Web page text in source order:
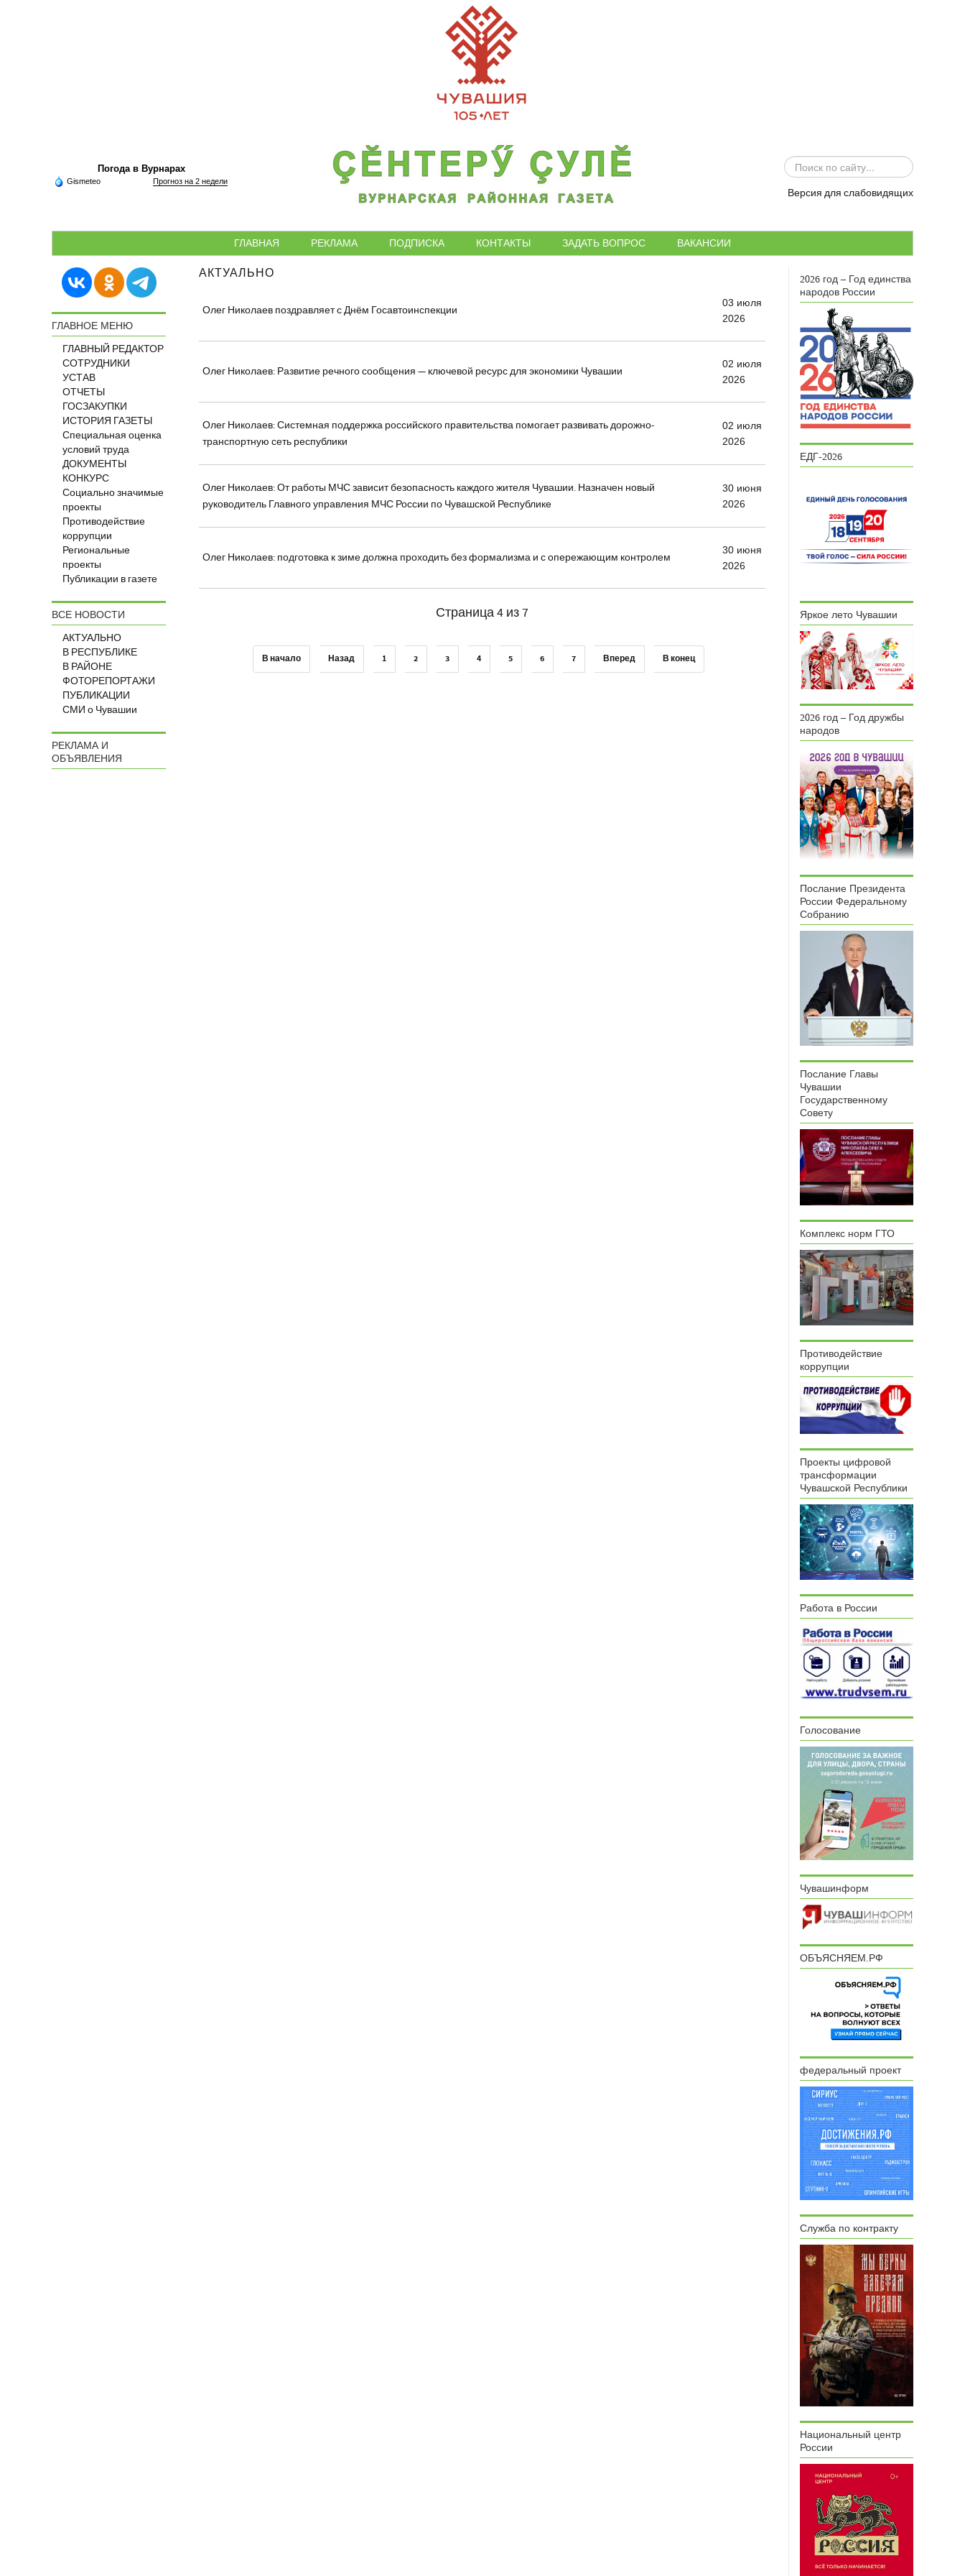
Погода в Вурнарах
Gismeteo Прогноз на 2 недели
ИСКАТЬ...
Версия для слабовидящих
ГЛАВНАЯ РЕКЛАМА ПОДПИСКА КОНТАКТЫ ЗАДАТЬ ВОПРОС ВАКАНСИИ
ГЛАВНОЕ МЕНЮ
ГЛАВНЫЙ РЕДАКТОР
СОТРУДНИКИ
УСТАВ
ОТЧЕТЫ
ГОСЗАКУПКИ
ИСТОРИЯ ГАЗЕТЫ
Специальная оценка
условий труда
ДОКУМЕНТЫ
КОНКУРС
Социально значимые
проекты
Противодействие
коррупции
Региональные
проекты
Публикации в газете
ВСЕ НОВОСТИ
АКТУАЛЬНО
В РЕСПУБЛИКЕ
В РАЙОНЕ
ФОТОРЕПОРТАЖИ
ПУБЛИКАЦИИ
СМИ о Чувашии
РЕКЛАМА И
ОБЪЯВЛЕНИЯ
АКТУАЛЬНО
Олег Николаев поздравляет с Днём Госавтоинспекции
03 июля
2026
Олег Николаев: Развитие речного сообщения — ключевой ресурс для экономики Чувашии
02 июля
2026
Олег Николаев: Системная поддержка российского правительства помогает развивать дорожно-
транспортную сеть республики
02 июля
2026
Олег Николаев: От работы МЧС зависит безопасность каждого жителя Чувашии. Назначен новый
руководитель Главного управления МЧС России по Чувашской Республике
30 июня
2026
Олег Николаев: подготовка к зиме должна проходить без формализма и с опережающим контролем
30 июня
2026
Страница 4 из 7
В начало Назад 1 2 3 4 5 6 7 Вперед В конец
2026 год – Год единства
народов России
ЕДГ-2026
Яркое лето Чувашии
2026 год – Год дружбы
народов
Послание Президента
России Федеральному
Собранию
Послание Главы
Чувашии
Государственному
Совету
Комплекс норм ГТО
Противодействие
коррупции
Проекты цифровой
трансформации
Чувашской Республики
Работа в России
Голосование
Чувашинформ
ОБЪЯСНЯЕМ.РФ
федеральный проект
Служба по контракту
Национальный центр
России